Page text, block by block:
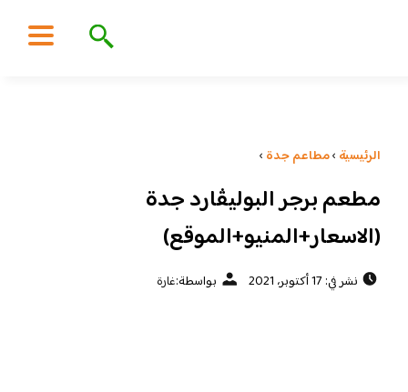
الرئيسية ›مطاعم جدة ›
مطعم برجر البوليڤارد جدة
(الاسعار+المنيو+الموقع)
نشر في: 17 أكتوبر، 2021 بواسطة:غارة